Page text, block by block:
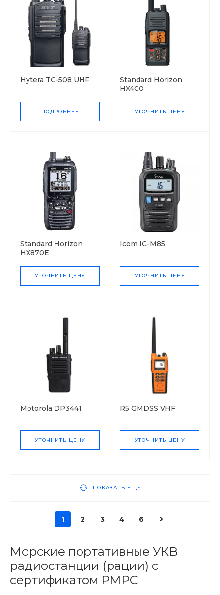
Hytera TC-508 UHF
ПОДРОБНЕЕ
Standard Horizon
HX400
УТОЧНИТЬ ЦЕНУ
Standard Horizon
HX870E
УТОЧНИТЬ ЦЕНУ
Icom IC-M85
УТОЧНИТЬ ЦЕНУ
Motorola DP3441
УТОЧНИТЬ ЦЕНУ
R5 GMDSS VHF
УТОЧНИТЬ ЦЕНУ
ПОКАЗАТЬ ЕЩЕ
1 2 3 4 6
Морские портативные УКВ
радиостанции (рации) с
сертификатом РМРС